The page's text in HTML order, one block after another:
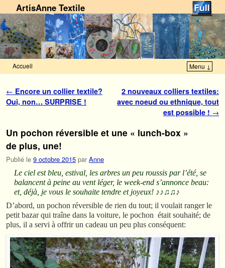
ArtisAnne Textile
Accueil Menu ↓
Navigation des articles
← Encore un collier textile?
Oui, non… SURPRISE !
2 nouveaux colliers textiles:
avec noeud ou ethnique, tout
est possible ! →
Un pochon réversible et une « lunch-box »
de plus, une!
Publié le 9 octobre 2015 par Anne
Le ciel est bleu, estival, les arbres un peu roussis par l’été, se
balancent à peine au vent léger, le week-end s’annonce beau:
et, déjà, je vous le souhaite tendre et joyeux! ♪♪♫♫♪
D’abord, un pochon réversible de rien du tout; il voulait ranger le
petit bazar qui traîne dans la voiture, le pochon était souhaité; de
plus, il a servi à offrir un cadeau un peu plus conséquent: